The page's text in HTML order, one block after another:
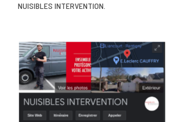
NUISIBLES INTERVENTION.